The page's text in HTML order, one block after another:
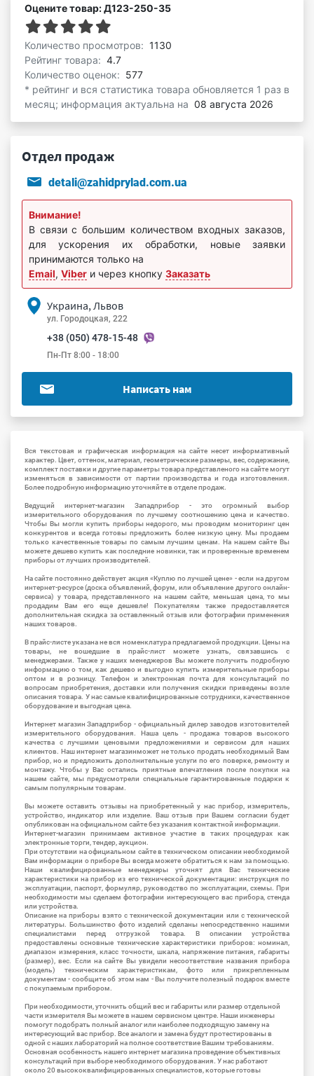
Оцените товар: Д123-250-35
Количество просмотров: 1130
Рейтинг товара: 4.7
Количество оценок: 577
* рейтинг и вся статистика товара обновляется 1 раз в
месяц; информация актуальна на 08 августа 2026
Отдел продаж
detali@zahidprylad.com.ua
Внимание!
В связи с большим количеством входных заказов,
для ускорения их обработки, новые заявки
принимаются только на
Email, Viber и через кнопку Заказать
Украина, Львов
ул. Городоцкая, 222
+38 (050) 478-15-48
Пн-Пт 8:00 - 18:00
Написать нам
Вся текстовая и графическая информация на сайте несет информативный
характер. Цвет, оттенок, материал, геометрические размеры, вес, содержание,
комплект поставки и другие параметры товара представленого на сайте могут
изменяться в зависимости от партии производства и года изготовления.
Более подробную информацию уточняйте в отделе продаж.
Ведущий интернет-магазин Западприбор - это огромный выбор
измерительного оборудования по лучшему соотношению цена и качество.
Чтобы Вы могли купить приборы недорого, мы проводим мониторинг цен
конкурентов и всегда готовы предложить более низкую цену. Мы продаем
только качественные товары по самым лучшим ценам. На нашем сайте Вы
можете дешево купить как последние новинки, так и проверенные временем
приборы от лучших производителей.
На сайте постоянно действует акция «Куплю по лучшей цене» - если на другом
интернет-ресурсе (доска объявлений, форум, или объявление другого онлайн-
сервиса) у товара, представленного на нашем сайте, меньшая цена, то мы
продадим Вам его еще дешевле! Покупателям также предоставляется
дополнительная скидка за оставленный отзыв или фотографии применения
наших товаров.
В прайс-листе указана не вся номенклатура предлагаемой продукции. Цены на
товары, не вошедшие в прайс-лист можете узнать, связавшись с
менеджерами. Также у наших менеджеров Вы можете получить подробную
информацию о том, как дешево и выгодно купить измерительные приборы
оптом и в розницу. Телефон и электронная почта для консультаций по
вопросам приобретения, доставки или получения скидки приведены возле
описания товара. У нас самые квалифицированные сотрудники, качественное
оборудование и выгодная цена.
Интернет магазин Западприбор - официальный дилер заводов изготовителей
измерительного оборудования. Наша цель - продажа товаров высокого
качества с лучшими ценовыми предложениями и сервисом для наших
клиентов. Наш интернет магазинможет не только продать необходимый Вам
прибор, но и предложить дополнительные услуги по его поверке, ремонту и
монтажу. Чтобы у Вас остались приятные впечатления после покупки на
нашем сайте, мы предусмотрели специальные гарантированные подарки к
самым популярным товарам.
Вы можете оставить отзывы на приобретенный у нас прибор, измеритель,
устройство, индикатор или изделие. Ваш отзыв при Вашем согласии будет
опубликован на официальном сайте без указания контактной информации.
Интернет-магазин принимаем активное участие в таких процедурах как
электронные торги, тендер, аукцион.
При отсутствии на официальном сайте в техническом описании необходимой
Вам информации о приборе Вы всегда можете обратиться к нам за помощью.
Наши квалифицированные менеджеры уточнят для Вас технические
характеристики на прибор из его технической документации: инструкция по
эксплуатации, паспорт, формуляр, руководство по эксплуатации, схемы. При
необходимости мы сделаем фотографии интересующего вас прибора, стенда
или устройства.
Описание на приборы взято с технической документации или с технической
литературы. Большинство фото изделий сделаны непосредственно нашими
специалистами перед отгрузкой товара. В описании устройства
предоставлены основные технические характеристики приборов: номинал,
диапазон измерения, класс точности, шкала, напряжение питания, габариты
(размер), вес. Если на сайте Вы увидели несоответствие названия прибора
(модель) техническим характеристикам, фото или прикрепленным
документам - сообщите об этом нам - Вы получите полезный подарок вместе
с покупаемым прибором.
При необходимости, уточнить общий вес и габариты или размер отдельной
части измерителя Вы можете в нашем сервисном центре. Наши инженеры
помогут подобрать полный аналог или наиболее подходящую замену на
интересующий вас прибор. Все аналоги и замена будут протестированы в
одной с наших лабораторий на полное соответствие Вашим требованиям.
Основная особенность нашего интернет магазина проведение объективных
консультаций при выборе необходимого оборудования. У нас работают
около 20 высококвалифицированных специалистов, которые готовы